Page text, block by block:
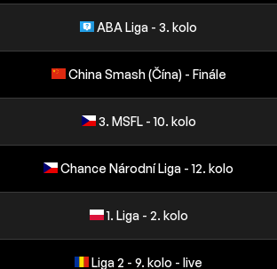
ABA Liga - 3. kolo
China Smash (Čína) - Finále
3. MSFL - 10. kolo
Chance Národní Liga - 12. kolo
1. Liga - 2. kolo
Liga 2 - 9. kolo - live